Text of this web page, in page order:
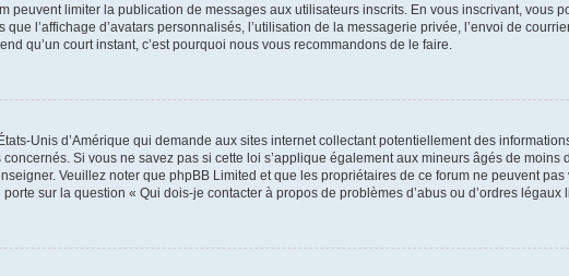
peuvent limiter la publication de messages aux utilisateurs inscrits. En vous inscrivant, vous
l’affichage d’avatars personnalisés, l’utilisation de la messagerie privée, l’envoi de
qu’un court instant, c’est pourquoi nous vous recommandons de le faire.
Unis d’Amérique qui demande aux sites internet collectant potentiellement des
Si vous ne savez pas si cette loi s’applique également aux mineurs âgés de moins
Veuillez noter que phpBB Limited et que les propriétaires de ce forum ne peuvent pas
sur la question « Qui dois-je contacter à propos de problèmes d’abus ou d’ordres légaux